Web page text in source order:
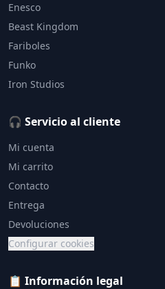
Enesco
Beast Kingdom
Fariboles
Funko
Iron Studios
🎧 Servicio al cliente
Mi cuenta
Mi carrito
Contacto
Entrega
Devoluciones
Configurar cookies
📋 Información legal